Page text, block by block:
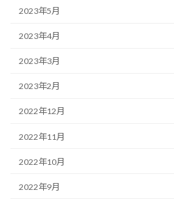
2023年5月
2023年4月
2023年3月
2023年2月
2022年12月
2022年11月
2022年10月
2022年9月